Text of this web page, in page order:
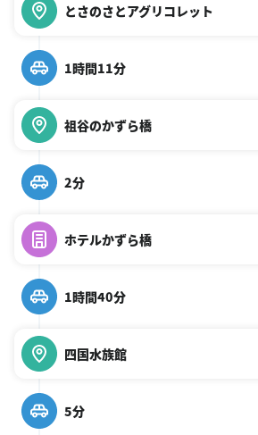
とさのさとアグリコレット
1時間11分
祖谷のかずら橋
2分
ホテルかずら橋
1時間40分
四国水族館
5分